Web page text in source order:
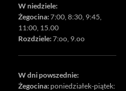
W niedziele:
Żegocina:7:00, 8:30, 9:45,
11:00, 15.00
Rozdziele:7:oo, 9.oo
W dni powszednie:
Żegocina: poniedziałek-piątek: